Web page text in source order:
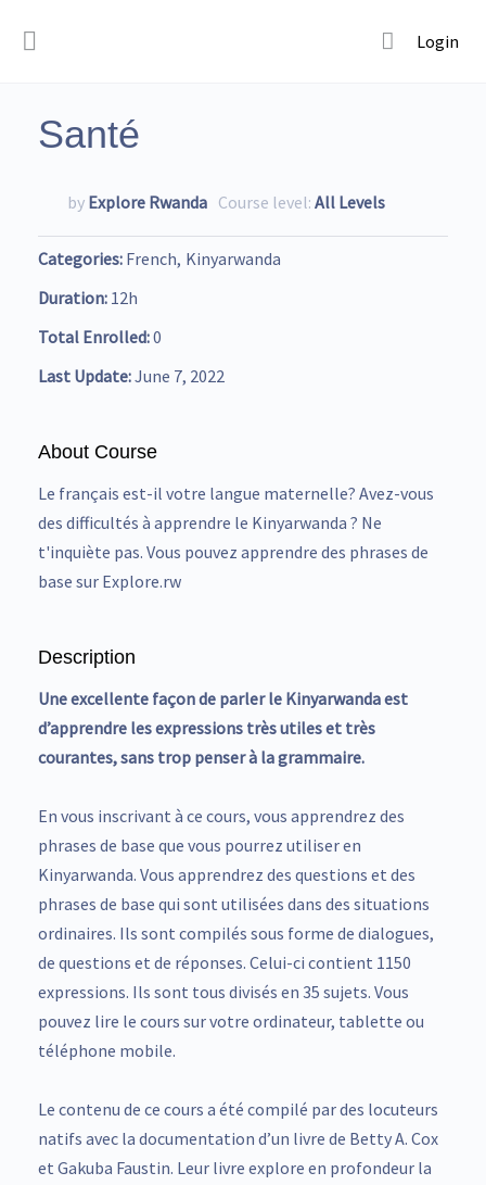
Login
Santé
by Explore Rwanda Course level: All Levels
Categories French Kinyarwanda
Duration 12h
Total Enrolled 0
Last Update June 7, 2022
About Course
Le français est-il votre langue maternelle? Avez-vous
des difficultés à apprendre le Kinyarwanda ? Ne
t'inquiète pas. Vous pouvez apprendre des phrases de
base sur Explore.rw
Description
Une excellente façon de parler le Kinyarwanda est
d’apprendre les expressions très utiles et très
courantes, sans trop penser à la grammaire.
En vous inscrivant à ce cours, vous apprendrez des
phrases de base que vous pourrez utiliser en
Kinyarwanda. Vous apprendrez des questions et des
phrases de base qui sont utilisées dans des situations
ordinaires. Ils sont compilés sous forme de dialogues,
de questions et de réponses. Celui-ci contient 1150
expressions. Ils sont tous divisés en 35 sujets. Vous
pouvez lire le cours sur votre ordinateur, tablette ou
téléphone mobile.
Le contenu de ce cours a été compilé par des locuteurs
natifs avec la documentation d’un livre de Betty A. Cox
et Gakuba Faustin. Leur livre explore en profondeur la